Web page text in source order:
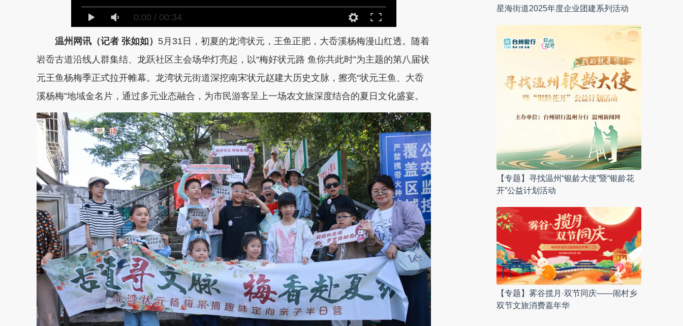
0:00 / 00:34
温州网讯（记者 张如如） 5月31日，初夏的龙湾状元，王鱼正肥，大岙溪杨梅漫山红透。随着
岩岙古道沿线人群集结、龙跃社区主会场华灯亮起，以“梅好状元路 鱼你共此时”为主题的第八届状
元王鱼杨梅季正式拉开帷幕。龙湾状元街道深挖南宋状元赵建大历史文脉，擦亮“状元王鱼、大岙
溪杨梅”地域金名片，通过多元业态融合，为市民游客呈上一场农文旅深度结合的夏日文化盛宴。
星海街道2025年度企业团建系列活动
【专题】寻找温州“银龄大使”暨“银龄花
开”公益计划活动
【专题】雾谷揽月·双节同庆——闹村乡
双节文旅消费嘉年华